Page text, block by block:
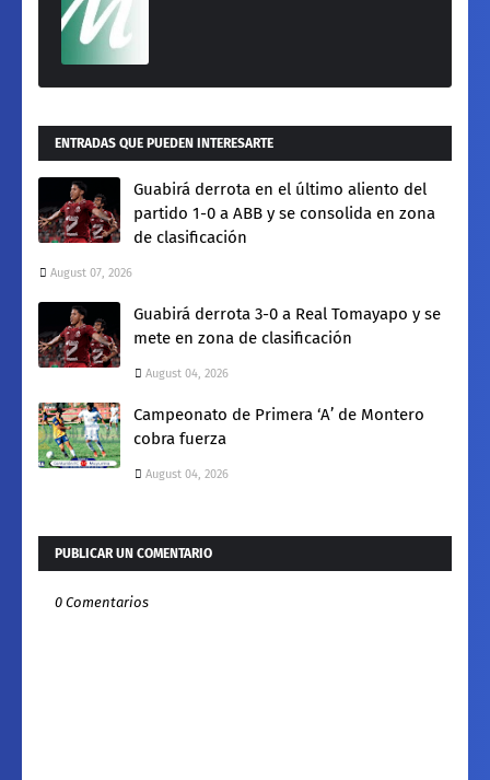
ENTRADAS QUE PUEDEN INTERESARTE
Guabirá derrota en el último aliento del
partido 1-0 a ABB y se consolida en zona
de clasificación
August 07, 2026
Guabirá derrota 3-0 a Real Tomayapo y se
mete en zona de clasificación
August 04, 2026
Campeonato de Primera ‘A’ de Montero
cobra fuerza
August 04, 2026
PUBLICAR UN COMENTARIO
0 Comentarios